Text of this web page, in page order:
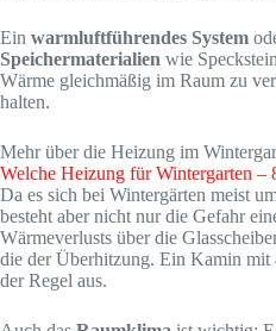
Ein warmluftführendes System
Speichermaterialien wie
Wärme gleichmäßig im Raum zu
halten.
Mehr über die Heizung im
Welche Heizung für Wintergarten
Da es sich bei Wintergärten meist
besteht aber nicht nur die Gefahr
Wärmeverlusts über die
die der Überhitzung. Ein Kamin
der Regel aus.